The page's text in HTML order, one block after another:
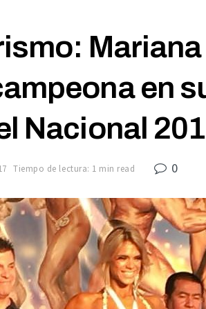
Mariana
en
Nacional
Tiempo de lectura: 1 min read 0